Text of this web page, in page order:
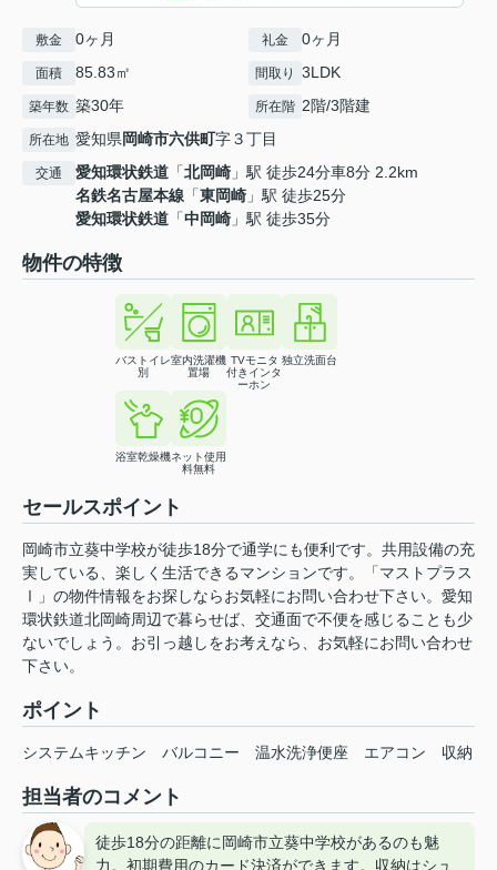
敷金 0ヶ月 礼金 0ヶ月
面積 85.83㎡ 間取り 3LDK
築年数 築30年 所在階 2階/3階建
所在地 愛知県岡崎市六供町字３丁目
交通 愛知環状鉄道 「北岡崎 」駅 徒歩24分車8分 2.2km
名鉄名古屋本線 「東岡崎 」駅 徒歩25分
愛知環状鉄道 「中岡崎 」駅 徒歩35分
物件の特徴
バストイレ
別
室内洗濯機
置場
TVモニタ
付きインタ
ーホン
独立洗面台
浴室乾燥機ネット使用
料無料
セールスポイント
岡崎市立葵中学校が徒歩18分で通学にも便利です。共用設備の充
実している、楽しく生活できるマンションです。「マストプラス
Ⅰ」の物件情報をお探しならお気軽にお問い合わせ下さい。愛知
環状鉄道北岡崎周辺で暮らせば、交通面で不便を感じることも少
ないでしょう。お引っ越しをお考えなら、お気軽にお問い合わせ
下さい。
ポイント
システムキッチン バルコニー 温水洗浄便座 エアコン 収納
担当者のコメント
徒歩18分の距離に岡崎市立葵中学校があるのも魅
力。初期費用のカード決済ができます。収納はシュ